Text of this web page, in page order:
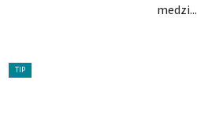
medzi...
TIP